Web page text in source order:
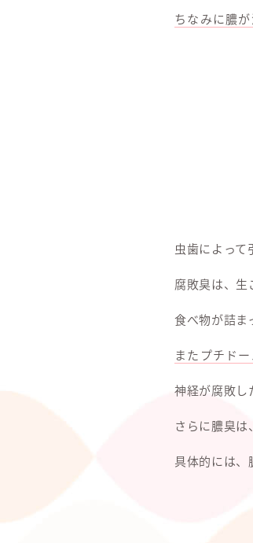
ちなみに膿
虫歯によって
腐敗臭は、生
食べ物が詰ま
またプチド
神経が腐敗し
さらに膿臭は
具体的には、